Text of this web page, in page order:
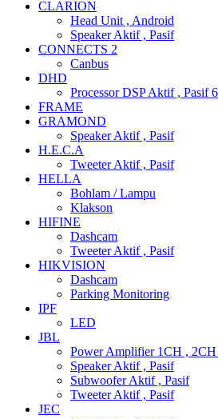
CLARION
Head Unit , Android
Speaker Aktif , Pasif
CONNECTS 2
Canbus
DHD
Processor DSP Aktif , Pasif
FRAME
GRAMOND
Speaker Aktif , Pasif
H.E.C.A
Tweeter Aktif , Pasif
HELLA
Bohlam / Lampu
Klakson
HIFINE
Dashcam
Tweeter Aktif , Pasif
HIKVISION
Dashcam
Parking Monitoring
IPF
LED
JBL
Power Amplifier 1CH ,
Speaker Aktif , Pasif
Subwoofer Aktif , Pasif
Tweeter Aktif , Pasif
JEC